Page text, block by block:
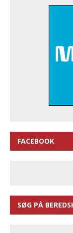
FACEBOOK
SØG PÅ